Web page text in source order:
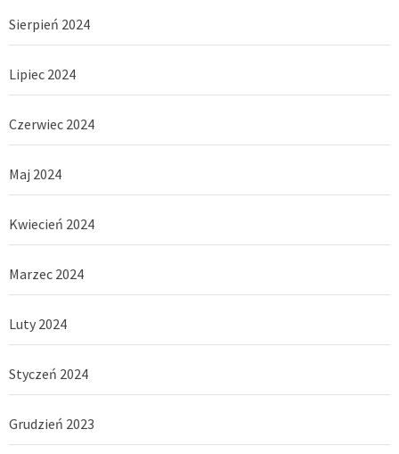
Sierpień 2024
Lipiec 2024
Czerwiec 2024
Maj 2024
Kwiecień 2024
Marzec 2024
Luty 2024
Styczeń 2024
Grudzień 2023